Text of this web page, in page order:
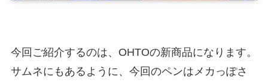
今回ご紹介するのは、OHTOの新商品になります。
サムネにもあるように、今回のペンはメカっぽさ